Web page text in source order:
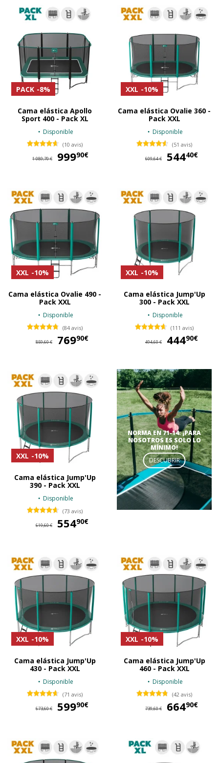
PACK -8%
Cama elástica Apollo
Sport 400 - Pack XL
Disponible
(10 avis)
1 089,70 € 99990€
XXL -10%
Cama elástica Ovalie 360 -
Pack XXL
Disponible
(51 avis)
609,64 € 54440€
XXL -10%
Cama elástica Ovalie 490 -
Pack XXL
Disponible
(84 avis)
859,60 € 76990€
XXL -10%
Cama elástica Jump'Up
300 - Pack XXL
Disponible
(111 avis)
494,60 € 44490€
XXL -10%
Cama elástica Jump'Up
390 - Pack XXL
Disponible
(73 avis)
619,60 € 55490€
NORMA EN 71-14: ¡PARA
NOSOTROS ES SOLO LO
MÍNIMO!
DESCUBRIR
XXL -10%
Cama elástica Jump'Up
430 - Pack XXL
Disponible
(71 avis)
673,60 € 59990€
XXL -10%
Cama elástica Jump'Up
460 - Pack XXL
Disponible
(42 avis)
739,60 € 66490€